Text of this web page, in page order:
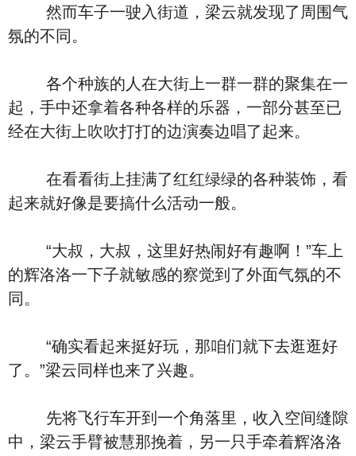
然而车子一驶入街道，梁云就发现了周围气
氛的不同。
各个种族的人在大街上一群一群的聚集在一
起，手中还拿着各种各样的乐器，一部分甚至已
经在大街上吹吹打打的边演奏边唱了起来。
在看看街上挂满了红红绿绿的各种装饰，看
起来就好像是要搞什么活动一般。
“大叔，大叔，这里好热闹好有趣啊！”车上
的辉洛洛一下子就敏感的察觉到了外面气氛的不
同。
“确实看起来挺好玩，那咱们就下去逛逛好
了。”梁云同样也来了兴趣。
先将飞行车开到一个角落里，收入空间缝隙
中，梁云手臂被慧那挽着，另一只手牵着辉洛洛